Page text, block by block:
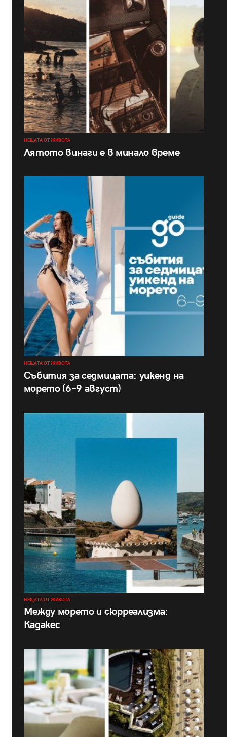
НЕЩАТА ОТ ЖИВОТА
Лятото винаги е в минало време
НЕЩАТА ОТ ЖИВОТА
Събития за седмицата: уикенд на
морето (6–9 август)
НЕЩАТА ОТ ЖИВОТА
Между морето и сюрреализма:
Кадакес